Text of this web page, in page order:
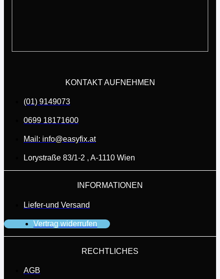
KONTAKT AUFNEHMEN
(01) 9149073
0699 18171600
Mail: info@easyfix.at
Lorystraße 83/1-2 , A-1110 Wien
INFORMATIONEN
Liefer-und Versand
Vertrag widerrufen
RECHTLICHES
AGB